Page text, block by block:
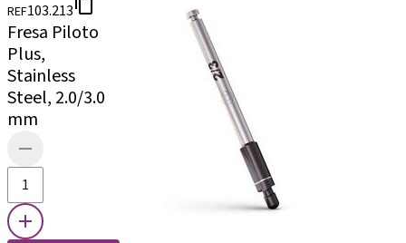
REF103.213
Fresa Piloto
Plus,
Stainless
Steel, 2.0/3.0
mm